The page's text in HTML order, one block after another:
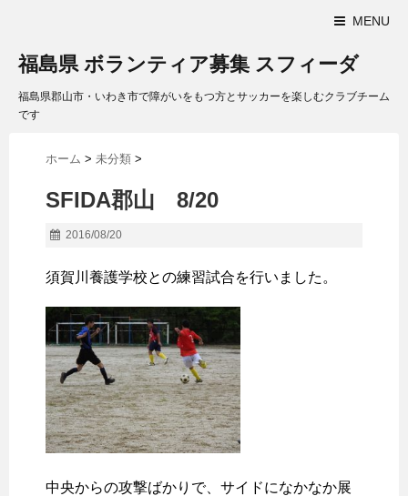
MENU
福島県 ボランティア募集 スフィーダ
福島県郡山市・いわき市で障がいをもつ方とサッカーを楽しむクラブチーム
です
ホーム > 未分類 >
SFIDA郡山 8/20
2016/08/20
須賀川養護学校との練習試合を行いました。
中央からの攻撃ばかりで、サイドになかなか展